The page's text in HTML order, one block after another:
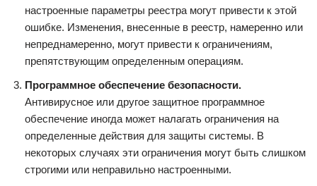
настроенные параметры реестра могут привести к этой
ошибке. Изменения, внесенные в реестр, намеренно или
непреднамеренно, могут привести к ограничениям,
препятствующим определенным операциям.
Программное обеспечение безопасности.
Антивирусное или другое защитное программное
обеспечение иногда может налагать ограничения на
определенные действия для защиты системы. В
некоторых случаях эти ограничения могут быть слишком
строгими или неправильно настроенными.